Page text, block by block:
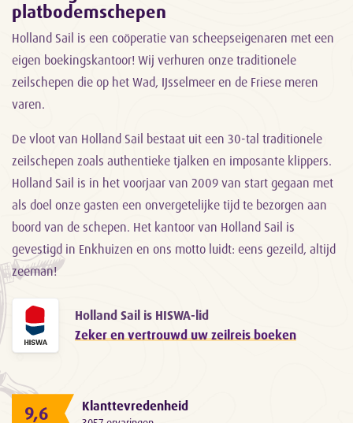
platbodemschepen
Holland Sail is een coöperatie van scheepseigenaren met een
eigen boekingskantoor! Wij verhuren onze traditionele
zeilschepen die op het Wad, IJsselmeer en de Friese meren
varen.
De vloot van Holland Sail bestaat uit een 30-tal traditionele
zeilschepen zoals authentieke tjalken en imposante klippers.
Holland Sail is in het voorjaar van 2009 van start gegaan met
als doel onze gasten een onvergetelijke tijd te bezorgen aan
boord van de schepen. Het kantoor van Holland Sail is
gevestigd in Enkhuizen en ons motto luidt: eens gezeild, altijd
zeeman!
Holland Sail is HISWA-lid
Zeker en vertrouwd uw zeilreis boeken
9,6 Klanttevredenheid